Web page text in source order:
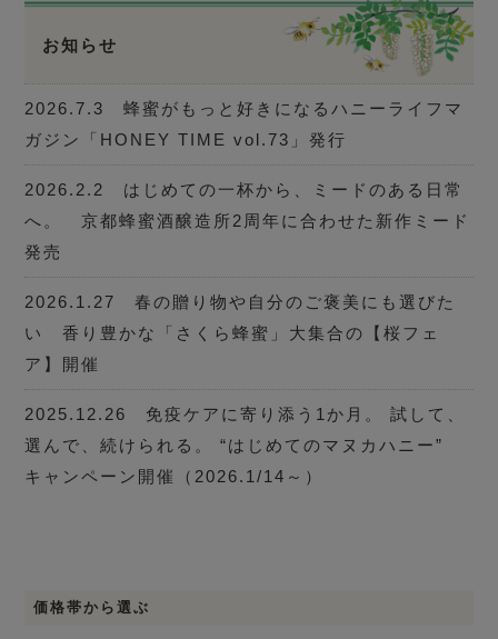
お知らせ
2026.7.3 蜂蜜がもっと好きになるハニーライフマ
ガジン「HONEY TIME vol.73」発行
2026.2.2 はじめての一杯から、ミードのある日常
へ。 京都蜂蜜酒醸造所2周年に合わせた新作ミード
発売
2026.1.27 春の贈り物や自分のご褒美にも選びた
い 香り豊かな「さくら蜂蜜」大集合の【桜フェ
ア】開催
2025.12.26 免疫ケアに寄り添う1か月。 試して、
選んで、続けられる。 “はじめてのマヌカハニー”
キャンペーン開催（2026.1/14～）
価格帯から選ぶ